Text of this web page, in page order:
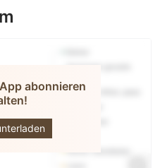
abonnieren